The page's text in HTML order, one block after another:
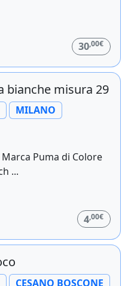
30,00€
bianche misura 29
MILANO
Puma di Colore
...
4,00€
CESANO BOSCONE